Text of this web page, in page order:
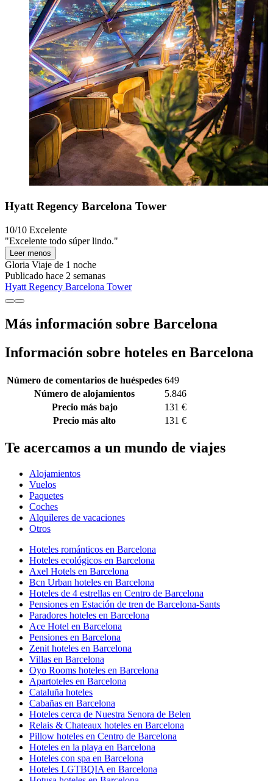
Hyatt Regency Barcelona Tower
10/10 Excelente
"Excelente todo súper lindo."
Leer menos
Gloria Viaje de 1 noche
Publicado hace 2 semanas
Hyatt Regency Barcelona Tower
Más información sobre Barcelona
Información sobre hoteles en Barcelona
Número de comentarios de huéspedes 649
Número de alojamientos
5.846
Precio más bajo
131 €
Precio más alto
131 €
Te acercamos a un mundo de viajes
Alojamientos
Vuelos
Paquetes
Coches
Alquileres de vacaciones
Otros
Hoteles románticos en Barcelona
Hoteles ecológicos en Barcelona
Axel Hotels en Barcelona
Bcn Urban hoteles en Barcelona
Hoteles de 4 estrellas en Centro de Barcelona
Pensiones en Estación de tren de Barcelona-Sants
Paradores hoteles en Barcelona
Ace Hotel en Barcelona
Pensiones en Barcelona
Zenit hoteles en Barcelona
Villas en Barcelona
Oyo Rooms hoteles en Barcelona
Apartoteles en Barcelona
Cataluña hoteles
Cabañas en Barcelona
Hoteles cerca de Nuestra Senora de Belen
Relais & Chateaux hoteles en Barcelona
Pillow hoteles en Centro de Barcelona
Hoteles en la playa en Barcelona
Hoteles con spa en Barcelona
Hoteles LGTBQIA en Barcelona